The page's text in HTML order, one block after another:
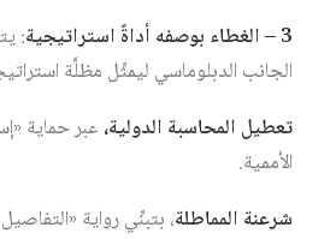
3 – الغطاء بوصفه أداةً استراتيجية
:
الجانب الدبلوماسي ليمثِّل مظلَّة
تعطيل المحاسبة الدولية، عبر حماية
الأممية.
شرعنة المماطلة، بتبنِّي رواية